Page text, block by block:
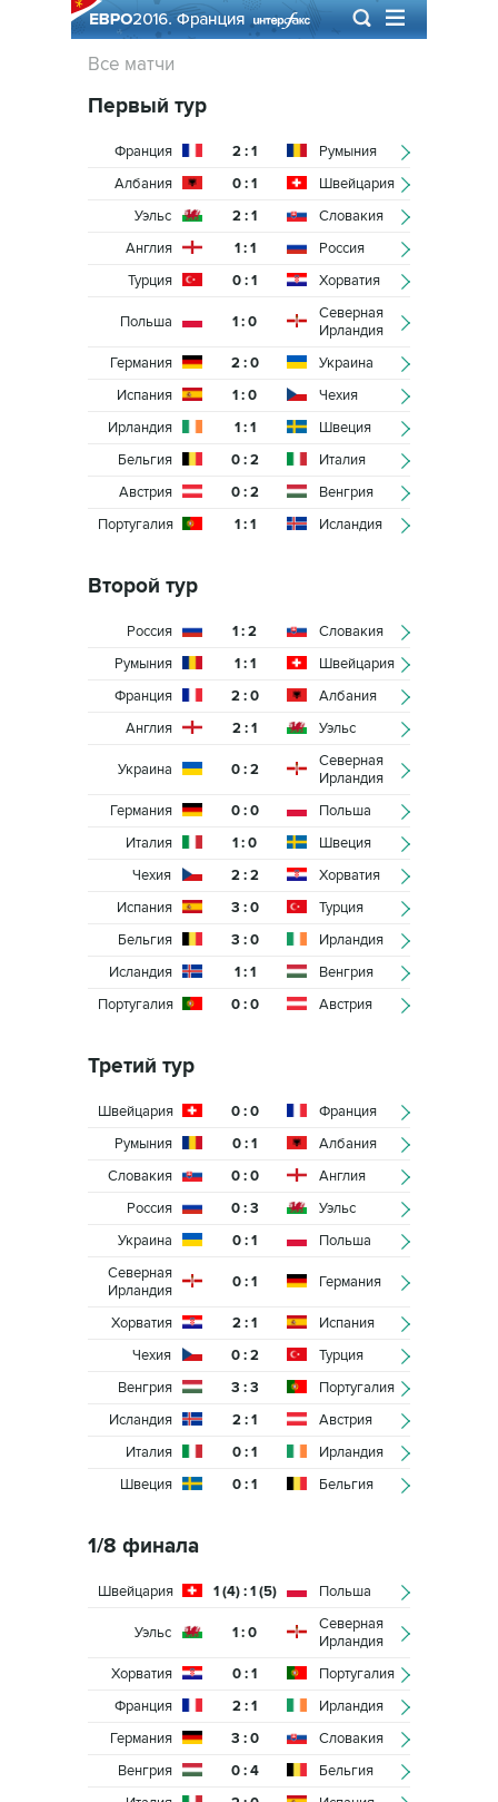
Все матчи
Первый тур
Франция 2 : 1
Румыния
Албания
0 : 1
Швейцария
Уэльс
2 : 1
Словакия
Англия
1 : 1
Россия
Турция
0 : 1 Хорватия
Польша 1 : 0
Северная
Ирландия
Германия
2 : 0
Украина
Испания
1 : 0
Чехия
Ирландия
1 : 1
Швеция
Бельгия
0 : 2
Италия
Австрия
0 : 2
Венгрия
Португалия
1 : 1 Исландия
Второй тур
Россия 1 : 2
Словакия
Румыния
1 : 1
Швейцария
Франция
2 : 0
Албания
Англия
2 : 1 Уэльс
Украина 0 : 2
Северная
Ирландия
Германия
0 : 0
Польша
Италия
1 : 0
Швеция
Чехия
2 : 2
Хорватия
Испания
3 : 0
Турция
Бельгия
3 : 0
Ирландия
Исландия
1 : 1
Венгрия
Португалия
0 : 0 Австрия
Третий тур
Швейцария 0 : 0
Франция
Румыния
0 : 1
Албания
Словакия
0 : 0
Англия
Россия
0 : 3
Уэльс
Украина
0 : 1
Польша
Северная
Ирландия
0 : 1 Германия
Хорватия 2 : 1
Испания
Чехия
0 : 2
Турция
Венгрия
3 : 3
Португалия
Исландия
2 : 1
Австрия
Италия
0 : 1
Ирландия
Швеция
0 : 1 Бельгия
1/8 финала
Швейцария 1 (4) : 1 (5) Польша
Уэльс 1 : 0
Северная
Ирландия
Хорватия
0 : 1
Португалия
Франция
2 : 1
Ирландия
Германия
3 : 0
Словакия
Венгрия
0 : 4
Бельгия